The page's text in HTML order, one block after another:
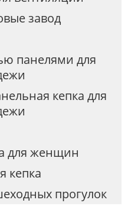
завод
панелями для
кепка для
для женщин
кепка
прогулок